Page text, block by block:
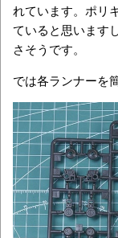
れています。ポリ
ていると思います
さそうです。
では各ランナーを